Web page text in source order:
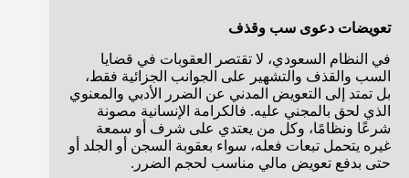
تعويضات دعوى سب وقذف
في النظام السعودي، لا تقتصر العقوبات في قضايا
السب والقذف والتشهير على الجوانب الجزائية فقط،
بل تمتد إلى التعويض المدني عن الضرر الأدبي والمعنوي
الذي لحق بالمجني عليه. فالكرامة الإنسانية مصونة
شرعًا ونظامًا، وكل من يعتدي على شرف أو سمعة
غيره يتحمل تبعات فعله، سواء بعقوبة السجن أو الجلد أو
حتى بدفع تعويض مالي مناسب لحجم الضرر.